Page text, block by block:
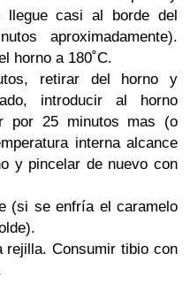
llegue casi al borde del
aproximadamente).
horno a 180˚C.
retirar del horno y
introducir al horno
por 25 minutos mas (o
interna alcance
y pincelar de nuevo con
(si se enfría el caramelo
rejilla. Consumir tibio con